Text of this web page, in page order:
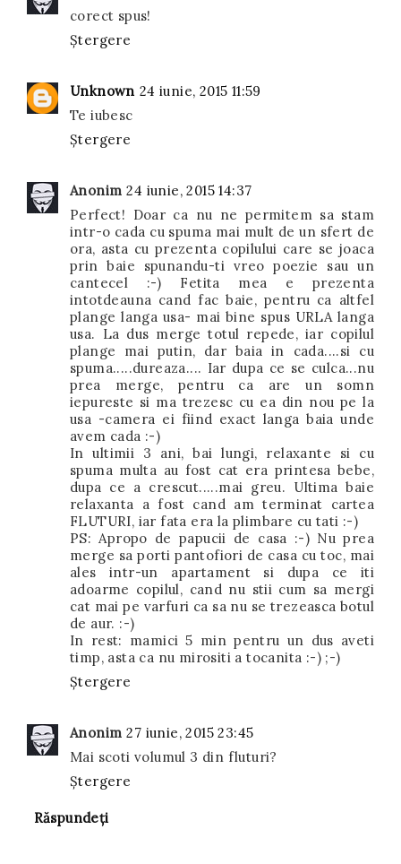
corect spus!
Ștergere
Unknown 24 iunie, 2015 11:59
Te iubesc
Ștergere
Anonim 24 iunie, 2015 14:37
Perfect! Doar ca nu ne permitem sa stam
intr-o cada cu spuma mai mult de un sfert de
ora, asta cu prezenta copilului care se joaca
prin baie spunandu-ti vreo poezie sau un
cantecel :-) Fetita mea e prezenta
intotdeauna cand fac baie, pentru ca altfel
plange langa usa- mai bine spus URLA langa
usa. La dus merge totul repede, iar copilul
plange mai putin, dar baia in cada....si cu
spuma.....dureaza.... Iar dupa ce se culca...nu
prea merge, pentru ca are un somn
iepureste si ma trezesc cu ea din nou pe la
usa -camera ei fiind exact langa baia unde
avem cada :-)
In ultimii 3 ani, bai lungi, relaxante si cu
spuma multa au fost cat era printesa bebe,
dupa ce a crescut.....mai greu. Ultima baie
relaxanta a fost cand am terminat cartea
FLUTURI, iar fata era la plimbare cu tati :-)
PS: Apropo de papucii de casa :-) Nu prea
merge sa porti pantofiori de casa cu toc, mai
ales intr-un apartament si dupa ce iti
adoarme copilul, cand nu stii cum sa mergi
cat mai pe varfuri ca sa nu se trezeasca botul
de aur. :-)
In rest: mamici 5 min pentru un dus aveti
timp, asta ca nu mirositi a tocanita :-) ;-)
Ștergere
Anonim 27 iunie, 2015 23:45
Mai scoti volumul 3 din fluturi?
Ștergere
Răspundeți